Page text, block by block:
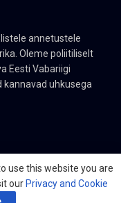
annetustele
Oleme poliitiliselt
Eesti Vabariigi
uhkusega
Inc. All Rights
use this website you are
our Privacy and Cookie